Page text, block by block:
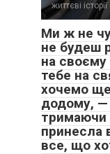
життєві історії
Ми ж не
не будеш
на
тебе на
хочемо ще
додому, —
тримаючи
принесла
все, що